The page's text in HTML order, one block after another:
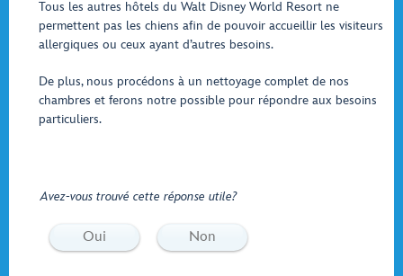
Tous les autres hôtels du Walt Disney World Resort ne
permettent pas les chiens afin de pouvoir accueillir les visiteurs
allergiques ou ceux ayant d’autres besoins.
De plus, nous procédons à un nettoyage complet de nos
chambres et ferons notre possible pour répondre aux besoins
particuliers.
Avez-vous trouvé cette réponse utile?
Oui Non